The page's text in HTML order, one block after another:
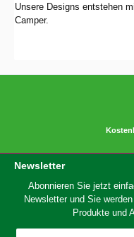
Unsere Designs entstehen
Camper.
Newsletter
Abonnieren Sie jetzt
Newsletter und Sie
Produkte und